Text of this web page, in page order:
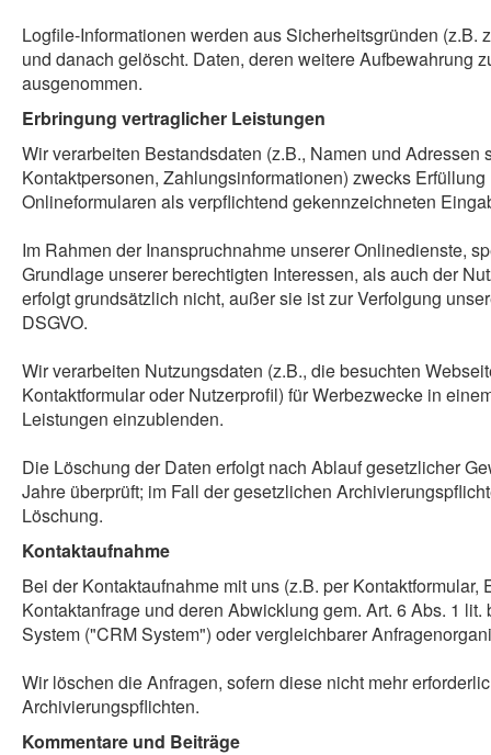
Logfile-Informationen werden aus Sicherheitsgründen
und danach gelöscht. Daten, deren weitere Aufbewahrung
ausgenommen.
Erbringung vertraglicher Leistungen
Wir verarbeiten Bestandsdaten (z.B., Namen und
Kontaktpersonen, Zahlungsinformationen) zwecks
Onlineformularen als verpflichtend gekennzeichneten
Im Rahmen der Inanspruchnahme unserer Onlinedienste,
Grundlage unserer berechtigten Interessen, als auch der
erfolgt grundsätzlich nicht, außer sie ist zur Verfolgung
DSGVO.
Wir verarbeiten Nutzungsdaten (z.B., die besuchten
Kontaktformular oder Nutzerprofil) für Werbezwecke in
Leistungen einzublenden.
Die Löschung der Daten erfolgt nach Ablauf gesetzlicher
Jahre überprüft; im Fall der gesetzlichen
Löschung.
Kontaktaufnahme
Bei der Kontaktaufnahme mit uns (z.B. per
Kontaktanfrage und deren Abwicklung gem. Art. 6 Abs. 1
System ("CRM System") oder vergleichbarer
Wir löschen die Anfragen, sofern diese nicht mehr
Archivierungspflichten.
Kommentare und Beiträge